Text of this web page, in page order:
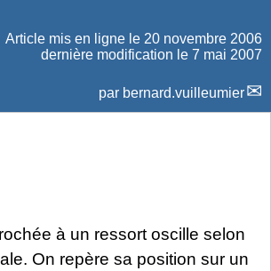
Article mis en ligne le 20 novembre 2006
dernière modification le 7 mai 2007
par bernard.vuilleumier
à un ressort oscille selon
On repère sa position sur un